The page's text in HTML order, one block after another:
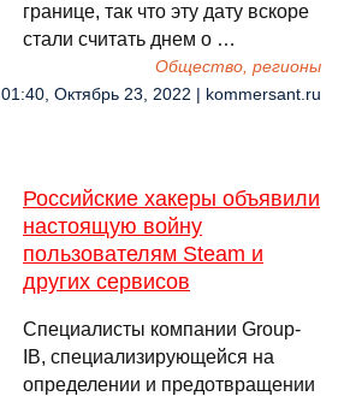
границе, так что эту дату вскоре
стали считать днем о …
Общество, регионы
01:40, Октябрь 23, 2022 | kommersant.ru
Российские хакеры объявили
настоящую войну
пользователям Steam и
других сервисов
Специалисты компании Group-
IB, специализирующейся на
определении и предотвращении